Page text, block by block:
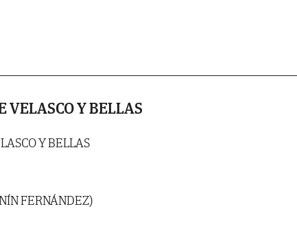
VELASCO Y BELLAS
Y BELLAS
FERNÁNDEZ)